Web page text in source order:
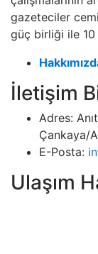
gazeteciler
güç birliği ile 10
İletişim
Adres:
Çankaya/
E-Posta:
Ulaşım